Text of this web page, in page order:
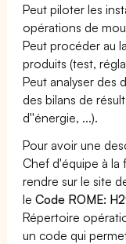
Peut piloter les
opérations de
Peut procéder au
produits (test,
Peut analyser des
des bilans de
d''énergie, ...).
Pour avoir une
Chef d'équipe à la
rendre sur le site
leCode ROME:
Répertoire
un code qui